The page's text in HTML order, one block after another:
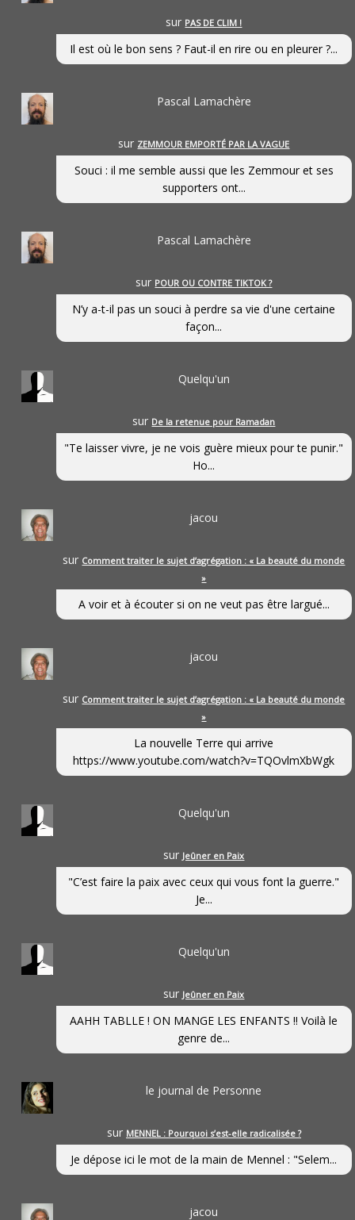
sur PAS DE CLIM !
Il est où le bon sens ? Faut-il en rire ou en pleurer ?...
Pascal Lamachère
sur ZEMMOUR EMPORTÉ PAR LA VAGUE
Souci : il me semble aussi que les Zemmour et ses
supporters ont...
Pascal Lamachère
sur POUR OU CONTRE TIKTOK ?
N’y a-t-il pas un souci à perdre sa vie d'une certaine
façon...
Quelqu'un
sur De la retenue pour Ramadan
"Te laisser vivre, je ne vois guère mieux pour te punir."
Ho...
jacou
sur Comment traiter le sujet d’agrégation : « La beauté du monde
»
A voir et à écouter si on ne veut pas être largué...
jacou
sur Comment traiter le sujet d’agrégation : « La beauté du monde
»
La nouvelle Terre qui arrive
https://www.youtube.com/watch?v=TQOvlmXbWgk
Quelqu'un
sur Jeûner en Paix
"C’est faire la paix avec ceux qui vous font la guerre."
Je...
Quelqu'un
sur Jeûner en Paix
AAHH TABLLE ! ON MANGE LES ENFANTS !! Voilà le
genre de...
le journal de Personne
sur MENNEL : Pourquoi s’est-elle radicalisée ?
Je dépose ici le mot de la main de Mennel : "Selem...
jacou